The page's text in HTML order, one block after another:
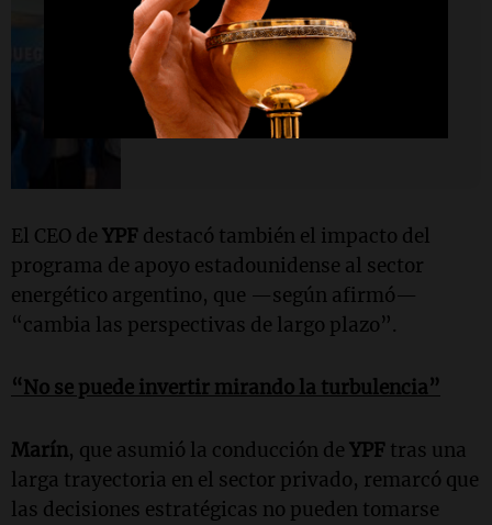
Edición 2025
Cadena 3, presente en el 61°
Coloquio IDEA en Mar del Plata
El CEO de YPF destacó también el impacto del
programa de apoyo estadounidense al sector
energético argentino, que —según afirmó—
“cambia las perspectivas de largo plazo”.
“No se puede invertir mirando la turbulencia”
Marín, que asumió la conducción de YPF tras una
larga trayectoria en el sector privado, remarcó que
las decisiones estratégicas no pueden tomarse